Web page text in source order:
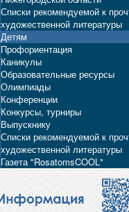
Списки рекомендуемой к
художественной литературы
Детям
Профориентация
Каникулы
Образовательные ресурсы
Олимпиады
Конференции
Конкурсы, турниры
Выпускнику
Списки рекомендуемой к
художественной литературы
Газета "RosatomsCOOL"